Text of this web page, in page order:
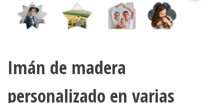
Imán de madera
personalizado en varias